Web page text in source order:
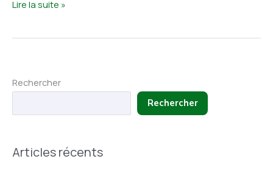
Exploring
duis
faucibus
Lire la suite »
Rechercher
Rechercher
Articles récents